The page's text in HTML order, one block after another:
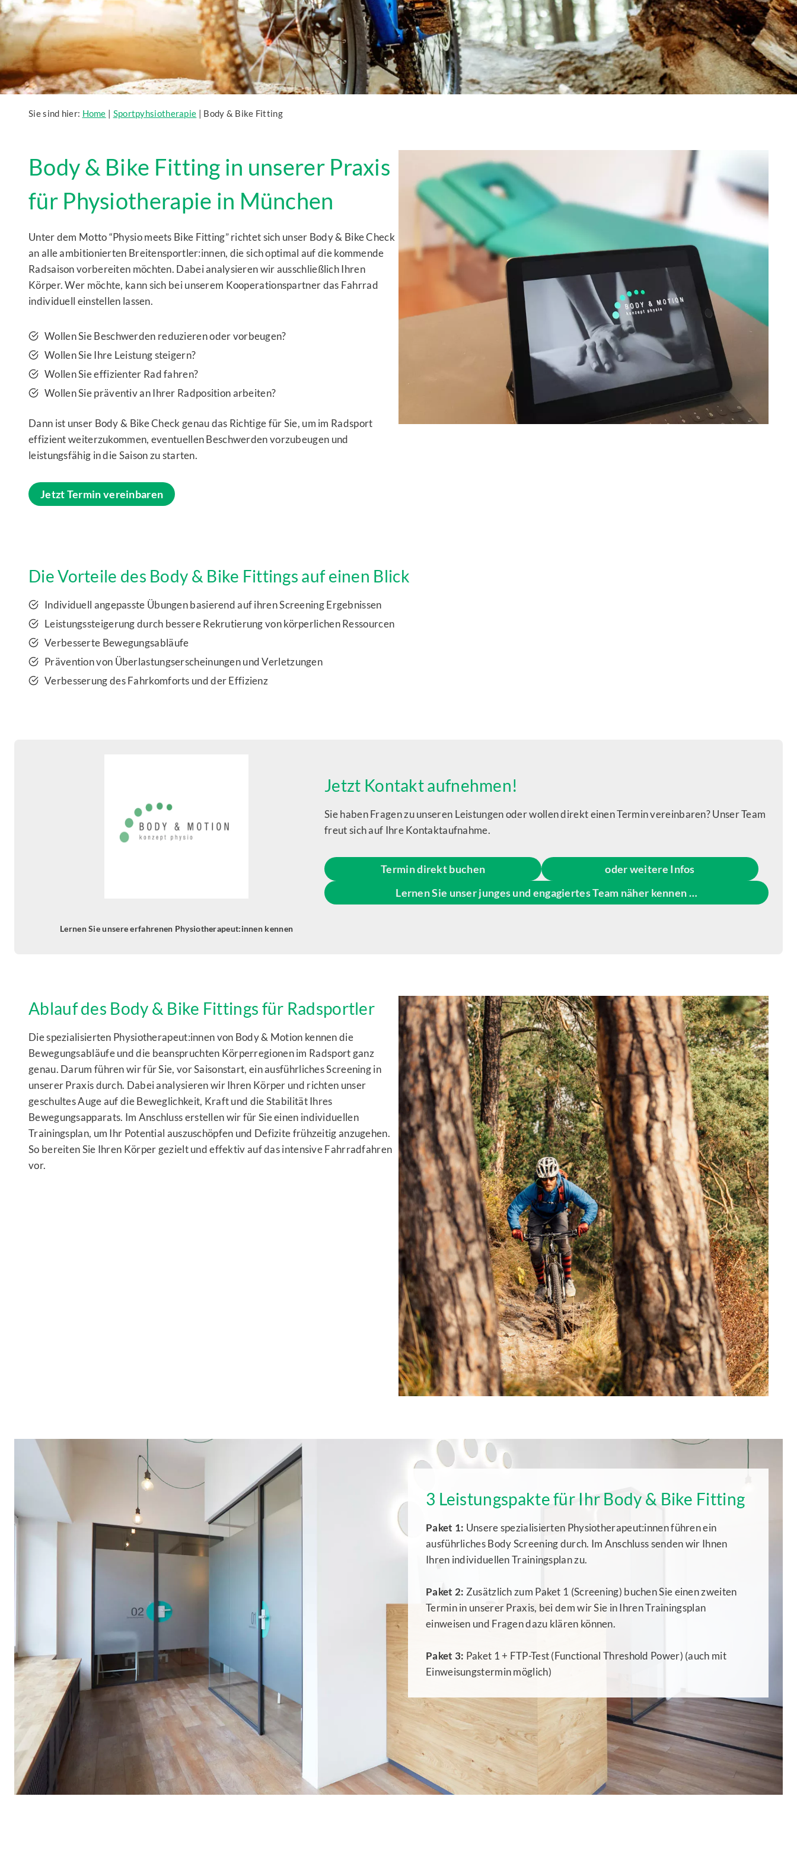
Sie sind hier: Home | Sportpyhsiotherapie | Body & Bike Fitting
Body & Bike Fitting in unserer Praxis
für Physiotherapie in München
Unter dem Motto “Physio meets Bike Fitting” richtet sich unser Body & Bike Check
an alle ambitionierten Breitensportler:innen, die sich optimal auf die kommende
Radsaison vorbereiten möchten. Dabei analysieren wir ausschließlich Ihren
Körper. Wer möchte, kann sich bei unserem Kooperationspartner das Fahrrad
individuell einstellen lassen.
Wollen Sie Beschwerden reduzieren oder vorbeugen?
Wollen Sie Ihre Leistung steigern?
Wollen Sie effizienter Rad fahren?
Wollen Sie präventiv an Ihrer Radposition arbeiten?
Dann ist unser Body & Bike Check genau das Richtige für Sie, um im Radsport
effizient weiterzukommen, eventuellen Beschwerden vorzubeugen und
leistungsfähig in die Saison zu starten.
Jetzt Termin vereinbaren
Die Vorteile des Body & Bike Fittings auf einen Blick
Individuell angepasste Übungen basierend auf ihren Screening Ergebnissen
Leistungssteigerung durch bessere Rekrutierung von körperlichen Ressourcen
Verbesserte Bewegungsabläufe
Prävention von Überlastungserscheinungen und Verletzungen
Verbesserung des Fahrkomforts und der Effizienz
Lernen Sie unsere erfahrenen Physiotherapeut:innen kennen
Jetzt Kontakt aufnehmen!
Sie haben Fragen zu unseren Leistungen oder wollen direkt einen Termin vereinbaren? Unser Team
freut sich auf Ihre Kontaktaufnahme.
Termin direkt buchen
oder weitere Infos
Lernen Sie unser junges und engagiertes Team näher kennen …
Ablauf des Body & Bike Fittings für Radsportler
Die spezialisierten Physiotherapeut:innen von Body & Motion kennen die
Bewegungsabläufe und die beanspruchten Körperregionen im Radsport ganz
genau. Darum führen wir für Sie, vor Saisonstart, ein ausführliches Screening in
unserer Praxis durch. Dabei analysieren wir Ihren Körper und richten unser
geschultes Auge auf die Beweglichkeit, Kraft und die Stabilität Ihres
Bewegungsapparats. Im Anschluss erstellen wir für Sie einen individuellen
Trainingsplan, um Ihr Potential auszuschöpfen und Defizite frühzeitig anzugehen.
So bereiten Sie Ihren Körper gezielt und effektiv auf das intensive Fahrradfahren
vor.
3 Leistungspakte für Ihr Body & Bike Fitting
Paket 1: Unsere spezialisierten Physiotherapeut:innen führen ein
ausführliches Body Screening durch. Im Anschluss senden wir Ihnen
Ihren individuellen Trainingsplan zu.
Paket 2: Zusätzlich zum Paket 1 (Screening) buchen Sie einen zweiten
Termin in unserer Praxis, bei dem wir Sie in Ihren Trainingsplan
einweisen und Fragen dazu klären können.
Paket 3: Paket 1 + FTP-Test (Functional Threshold Power) (auch mit
Einweisungstermin möglich)